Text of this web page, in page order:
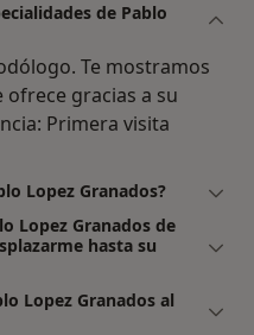
de Pablo
Te mostramos
gracias a su
Primera visita
Lopez Granados?
Lopez Granados de
hasta su
Lopez Granados al